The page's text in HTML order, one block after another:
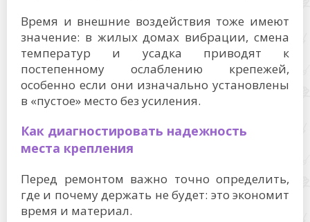
Время и внешние воздействия тоже имеют
значение: в жилых домах вибрации, смена
температур и усадка приводят к
постепенному ослаблению крепежей,
особенно если они изначально установлены
в «пустое» место без усиления.
Как диагностировать надежность
места крепления
Перед ремонтом важно точно определить,
где и почему держать не будет: это экономит
время и материал.